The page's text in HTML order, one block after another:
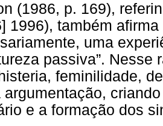
(1986, p. 169),
1996), também
uma
passiva”. Nesse
feminilidade,
argumentação,
e a formação dos